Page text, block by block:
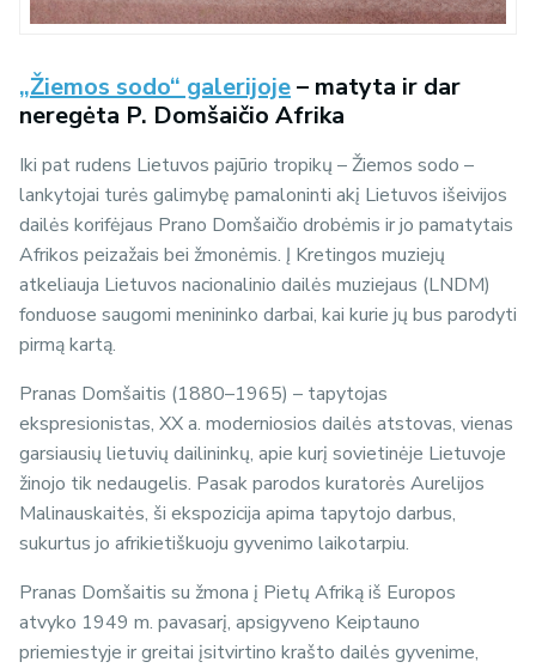
„Žiemos sodo“ galerijoje– matyta ir dar
neregėta P. Domšaičio Afrika
Iki pat rudens Lietuvos pajūrio tropikų – Žiemos sodo –
lankytojai turės galimybę pamaloninti akį Lietuvos išeivijos
dailės korifėjaus Prano Domšaičio drobėmis ir jo pamatytais
Afrikos peizažais bei žmonėmis. Į Kretingos muziejų
atkeliauja Lietuvos nacionalinio dailės muziejaus (LNDM)
fonduose saugomi menininko darbai, kai kurie jų bus parodyti
pirmą kartą.
Pranas Domšaitis (1880–1965) – tapytojas
ekspresionistas, XX a. moderniosios dailės atstovas, vienas
garsiausių lietuvių dailininkų, apie kurį sovietinėje Lietuvoje
žinojo tik nedaugelis. Pasak parodos kuratorės Aurelijos
Malinauskaitės, ši ekspozicija apima tapytojo darbus,
sukurtus jo afrikietiškuoju gyvenimo laikotarpiu.
Pranas Domšaitis su žmona į Pietų Afriką iš Europos
atvyko 1949 m. pavasarį, apsigyveno Keiptauno
priemiestyje ir greitai įsitvirtino krašto dailės gyvenime,